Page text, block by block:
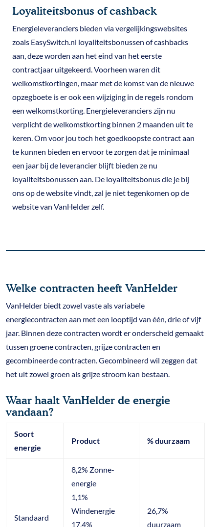
Loyaliteitsbonus of cashback
Energieleveranciers bieden via vergelijkingswebsites
zoals EasySwitch.nl loyaliteitsbonussen of cashbacks
aan, deze worden aan het eind van het eerste
contractjaar uitgekeerd. Voorheen waren dit
welkomstkortingen, maar met de komst van de nieuwe
opzegboete is er ook een wijziging in de regels rondom
een welkomstkorting. Energieleveranciers zijn nu
verplicht de welkomstkorting binnen 2 maanden uit te
keren. Om voor jou toch het goedkoopste contract aan
te kunnen bieden en ervoor te zorgen dat je minimaal
een jaar bij de leverancier blijft bieden ze nu
loyaliteitsbonussen aan. De loyaliteitsbonus die je bij
ons op de website vindt, zal je niet tegenkomen op de
website van VanHelder zelf.
Welke contracten heeft VanHelder
VanHelder biedt zowel vaste als variabele
energiecontracten aan met een looptijd van één, drie of vijf
jaar. Binnen deze contracten wordt er onderscheid gemaakt
tussen groene contracten, grijze contracten en
gecombineerde contracten. Gecombineerd wil zeggen dat
het uit zowel groen als grijze stroom kan bestaan.
Waar haalt VanHelder de energie
vandaan?
Soort
energie
Product % duurzaam
Standaard
8,2% Zonne-
energie
1,1%
Windenergie
17,4%
26,7%
duurzaam